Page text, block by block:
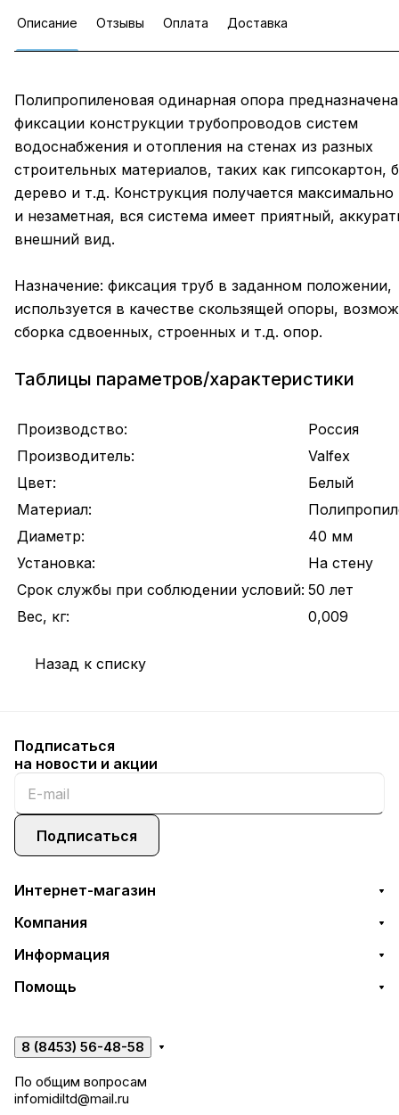
Описание Отзывы Оплата Доставка
Полипропиленовая одинарная опора
фиксации конструкции трубопроводов систем
водоснабжения и отопления на стенах из разных
строительных материалов, таких как гипсокартон,
дерево и т.д. Конструкция получается максимально
и незаметная, вся система имеет приятный,
внешний вид.
Назначение: фиксация труб в заданном положении,
используется в качестве скользящей опоры,
сборка сдвоенных, строенных и т.д. опор.
Таблицы параметров/характеристики
Производство:
Россия
Производитель:
Valfex
Цвет:
Белый
Материал:
Диаметр:
40 мм
Установка:
На стену
Срок службы при соблюдении условий: 50 лет
Вес, кг:
0,009
Назад к списку
Подписаться
на новости и акции
Подписаться
Интернет-магазин
Компания
Информация
Помощь
8 (8453) 56-48-58
По общим вопросам
infomidiltd@mail.ru